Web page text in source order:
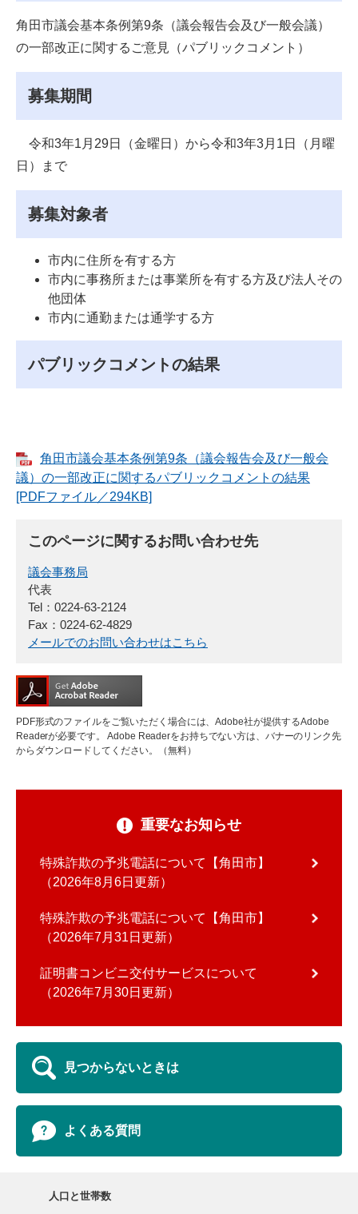
角田市議会基本条例第9条（議会報告会及び一般会議）
の一部改正に関するご意見（パブリックコメント）
募集期間
令和3年1月29日（金曜日）から令和3年3月1日（月曜
日）まで
募集対象者
市内に住所を有する方
市内に事務所または事業所を有する方及び法人その
他団体
市内に通勤または通学する方
パブリックコメントの結果
角田市議会基本条例第9条（議会報告会及び一般会
議）の一部改正に関するパブリックコメントの結果
[PDFファイル／294KB]
このページに関するお問い合わせ先
議会事務局
代表
Tel：0224-63-2124
Fax：0224-62-4829
メールでのお問い合わせはこちら
PDF形式のファイルをご覧いただく場合には、Adobe社が提供するAdobe
Readerが必要です。
Adobe Readerをお持ちでない方は、バナーのリンク先
からダウンロードしてください。（無料）
重要なお知らせ
特殊詐欺の予兆電話について【角田市】
2026年8月6日更新
特殊詐欺の予兆電話について【角田市】
2026年7月31日更新
証明書コンビニ交付サービスについて
2026年7月30日更新
見つからないときは
よくある質問
人口と世帯数